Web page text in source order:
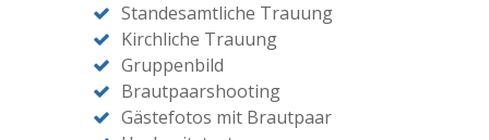
Standesamtliche Trauung
Kirchliche Trauung
Gruppenbild
Brautpaarshooting
Gästefotos mit Brautpaar